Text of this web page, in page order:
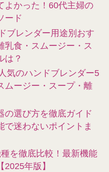
よかった！60代主婦の
ード
ブレンダー用途別おす
乳食・スムージー・ス
は？
気のハンドブレンダー5
ムージー・スープ・離
の選び方を徹底ガイド
で迷わないポイントま
を徹底比較！最新機能
年版】